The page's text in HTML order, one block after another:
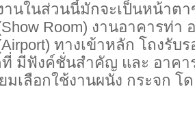
านในส่วนนี้มักจะเป็นหน้าต
Room) งานอาคารท่า
ทางเข้าหลัก โถงรับ
ที่ มีฟังค์ชั่นสำคัญ และ อาคา
มเลือกใช้งานผนัง กระจก โ